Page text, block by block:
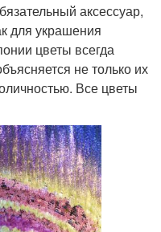
аксессуар,
для украшения
цветы всегда
не только их
Все цветы